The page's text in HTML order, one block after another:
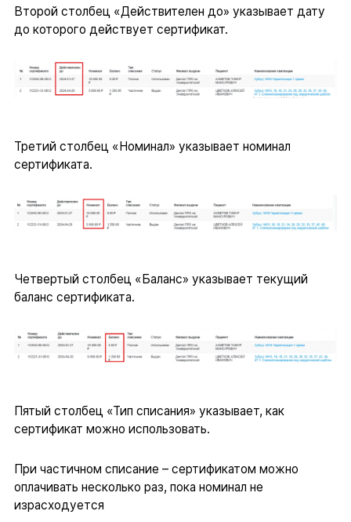
Второй столбец «Действителен до» указывает дату
до которого действует сертификат.
Третий столбец «Номинал» указывает номинал
сертификата.
Четвертый столбец «Баланс» указывает текущий
баланс сертификата.
Пятый столбец «Тип списания» указывает, как
сертификат можно использовать.
При частичном списание – сертификатом можно
оплачивать несколько раз, пока номинал не
израсходуется